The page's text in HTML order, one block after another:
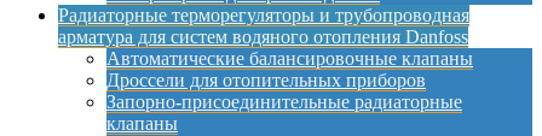
Радиаторные терморегуляторы и трубопроводная
арматура для систем водяного отопления Danfoss
Автоматические балансировочные клапаны
Дроссели для отопительных приборов
Запорно-присоединительные радиаторные
клапаны